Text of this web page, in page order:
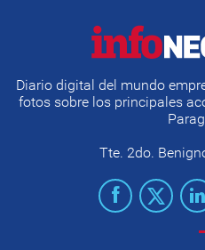
Diario digital del mundo
fotos sobre los principales
Tte. 2do.